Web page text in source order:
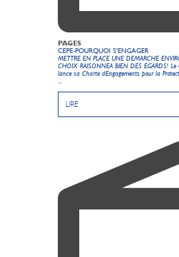
PAGES
CEPE-POURQUOI S'ENGAGER
METTRE EN PLACE UNE DEMARCHE
CHOIX RAISONNEA BIEN DES EGARDS! Le
lance sa Charte dEngagements pour la
LIRE